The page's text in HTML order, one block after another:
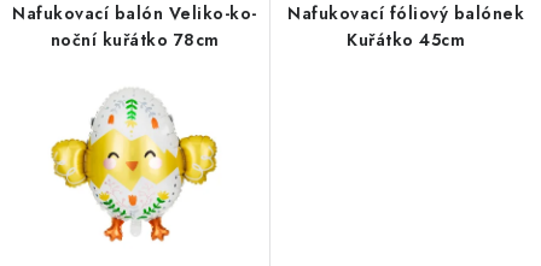
ROZLUČKA SE SVOBODOU
STUHY A MAŠLE
SEZÓNNÍ SVÁTKY
Nafukovací balón Veliko-ko-
noční kuřátko 78cm
Nafukovací fóliový balónek
Kuřátko 45cm